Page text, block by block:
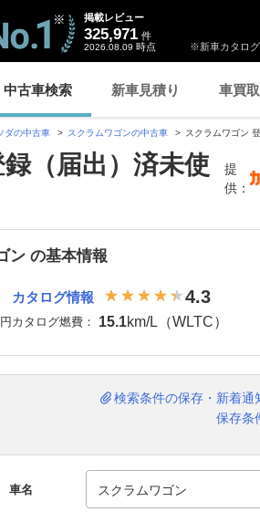
※新車カタログ
掲載レビュー
325,971 件
2026.08.09 時点
中古車検索 新車見積り 車買取
ダの中古車 スクラムワゴンの中古車 スクラムワゴン
（届出）済未使
提
供：
ン の基本情報
カタログ情報 4.3
カタログ燃費： 15.1km/L（WLTC）
検索条件の保存・新着通
保存条
車名